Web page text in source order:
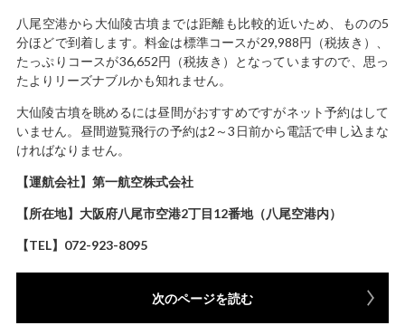
八尾空港から大仙陵古墳までは距離も比較的近いため、ものの5
分ほどで到着します。料金は標準コースが29,988円（税抜き）、
たっぷりコースが36,652円（税抜き）となっていますので、思っ
たよりリーズナブルかも知れません。
大仙陵古墳を眺めるには昼間がおすすめですがネット予約はして
いません。昼間遊覧飛行の予約は2～3日前から電話で申し込まな
ければなりません。
【運航会社】第一航空株式会社
【所在地】大阪府八尾市空港2丁目12番地（八尾空港内）
【TEL】072-923-8095
次のページを読む